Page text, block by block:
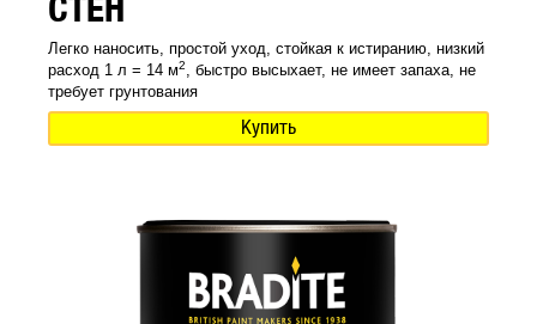
СТЕН
Легко наносить, простой уход, стойкая к истиранию, низкий
расход 1 л = 14 м2
, быстро высыхает, не имеет запаха, не
требует грунтования
Купить